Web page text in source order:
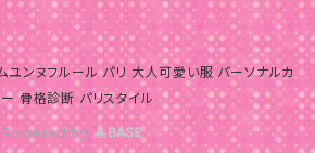
ヌフルール パリ 大人可愛い服 パーソナルカ
ー 骨格診断 パリスタイル
Powered by